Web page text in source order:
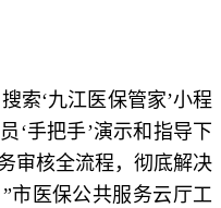
索‘九江医保管家’小程
‘手把手’演示和指导下
审核全流程，彻底解决
市医保公共服务云厅工